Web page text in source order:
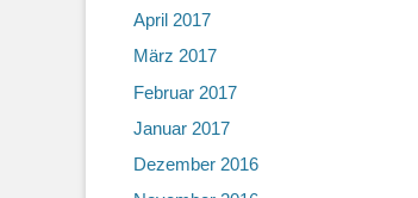
April 2017
März 2017
Februar 2017
Januar 2017
Dezember 2016